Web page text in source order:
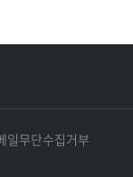
일무단수집거부